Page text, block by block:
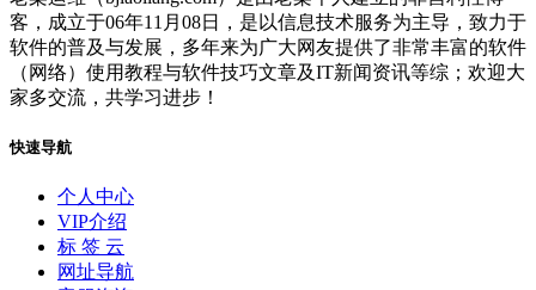
客，成立于06年11月08日，是以信息技术服务为主导，致力于
软件的普及与发展，多年来为广大网友提供了非常丰富的软件
（网络）使用教程与软件技巧文章及IT新闻资讯等综；欢迎大
家多交流，共学习进步！
快速导航
个人中心
VIP介绍
标 签 云
网址导航